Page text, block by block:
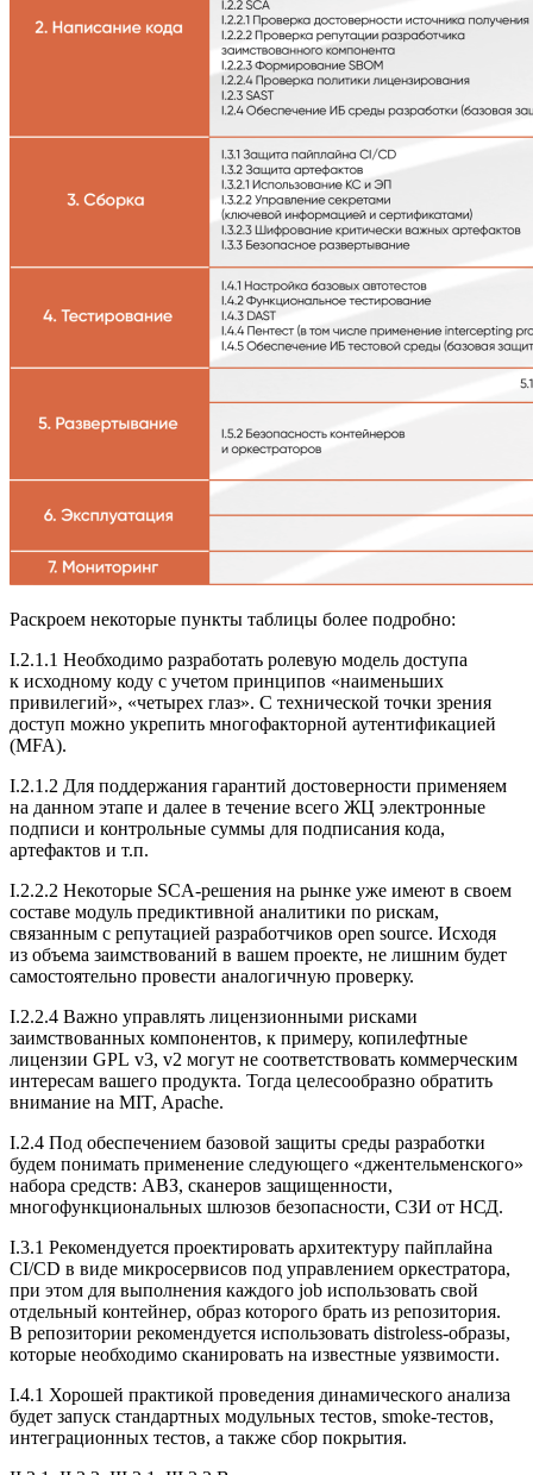
Раскроем некоторые пункты таблицы более подробно:
I.2.1.1 Необходимо разработать ролевую модель доступа
к исходному коду с учетом принципов «наименьших
привилегий», «четырех глаз». С технической точки зрения
доступ можно укрепить многофакторной аутентификацией
(MFA).
I.2.1.2 Для поддержания гарантий достоверности применяем
на данном этапе и далее в течение всего ЖЦ электронные
подписи и контрольные суммы для подписания кода,
артефактов и т.п.
I.2.2.2 Некоторые SCA-решения на рынке уже имеют в своем
составе модуль предиктивной аналитики по рискам,
связанным с репутацией разработчиков open source. Исходя
из объема заимствований в вашем проекте, не лишним будет
самостоятельно провести аналогичную проверку.
I.2.2.4 Важно управлять лицензионными рисками
заимствованных компонентов, к примеру, копилефтные
лицензии GPL v3, v2 могут не соответствовать коммерческим
интересам вашего продукта. Тогда целесообразно обратить
внимание на MIT, Apachе.
I.2.4 Под обеспечением базовой защиты среды разработки
будем понимать применение следующего «джентельменского»
набора средств: АВЗ, сканеров защищенности,
многофункциональных шлюзов безопасности, СЗИ от НСД.
I.3.1 Рекомендуется проектировать архитектуру пайплайна
CI/CD в виде микросервисов под управлением оркестратора,
при этом для выполнения каждого job использовать свой
отдельный контейнер, образ которого брать из репозитория.
В репозитории рекомендуется использовать distroless-образы,
которые необходимо сканировать на известные уязвимости.
I.4.1 Хорошей практикой проведения динамического анализа
будет запуск стандартных модульных тестов, smoke-тестов,
интеграционных тестов, а также сбор покрытия.